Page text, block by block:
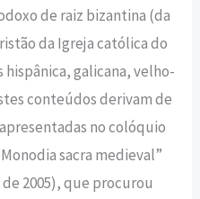
de raiz bizantina (da
da Igreja católica do
galicana, velho-
conteúdos derivam de
no colóquio
sacra medieval”
2005), que procurou